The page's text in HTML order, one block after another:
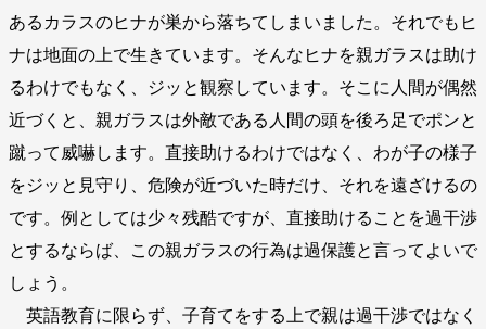
あるカラスのヒナが巣から落ちてしまいました。それでもヒ
ナは地面の上で生きています。そんなヒナを親ガラスは助け
るわけでもなく、ジッと観察しています。そこに人間が偶然
近づくと、親ガラスは外敵である人間の頭を後ろ足でポンと
蹴って威嚇します。直接助けるわけではなく、わが子の様子
をジッと見守り、危険が近づいた時だけ、それを遠ざけるの
です。例としては少々残酷ですが、直接助けることを過干渉
とするならば、この親ガラスの行為は過保護と言ってよいで
しょう。
英語教育に限らず、子育てをする上で親は過干渉ではなく